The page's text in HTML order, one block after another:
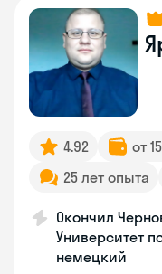
4.92
от
25 лет опыта
Окончил
Университет
немецкий